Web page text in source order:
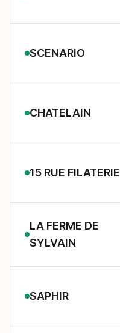
SCENARIO
CHATELAIN
15 RUE FILATERIE
LA FERME DE
SYLVAIN
SAPHIR